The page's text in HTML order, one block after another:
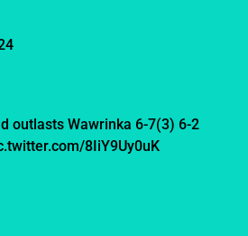
outlasts Wawrinka 6-7(3) 6-2
8IiY9Uy0uK